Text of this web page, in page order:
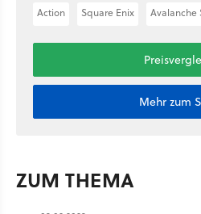
Action Square Enix Avalanche
Mehr zum
ZUM THEMA